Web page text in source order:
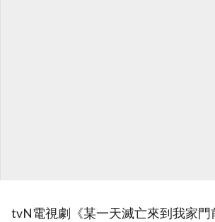
tvN電視劇《某一天滅亡來到我家門